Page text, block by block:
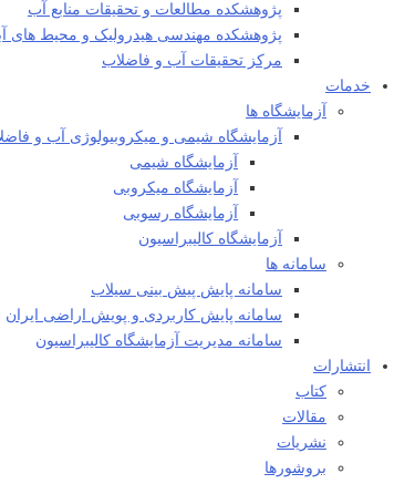
پژوهشکده مطالعات و تحقيقات منابع آب
پژوهشکده مهندسی هیدرولیک و محیط های
مرکز تحقیقات آب و فاضلاب
خدمات
آزمایشگاه ها
آزمایشگاه شیمی و میکروبیولوژی آب و
آزمایشگاه شیمی
آزمایشگاه میکروبی
آزمایشگاه رسوبی
آزمایشگاه کالیبراسیون
سامانه ها
سامانه پایش پیش بینی سیلاب
سامانه پایش کاربردی و پویش اراضی ایران
سامانه مدیریت آزمایشگاه کالیبراسیون
انتشارات
کتاب
مقالات
نشریات
بروشورها